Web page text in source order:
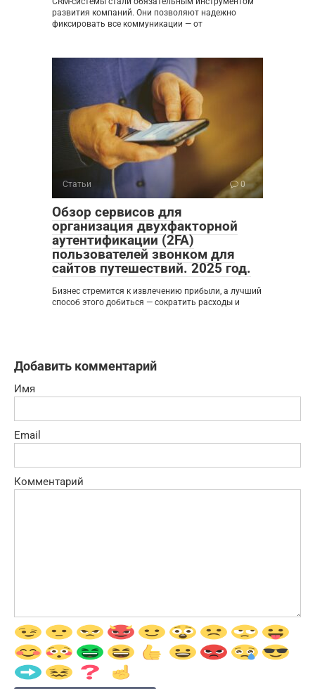
развития компаний. Они позволяют надежно
фиксировать все коммуникации — от
Статьи 0
Обзор сервисов для
организация двухфакторной
аутентификации (2FA)
пользователей звонком для
сайтов путешествий. 2025 год.
Бизнес стремится к извлечению прибыли, а лучший
способ этого добиться — сократить расходы и
Добавить комментарий
Имя
Email
Комментарий